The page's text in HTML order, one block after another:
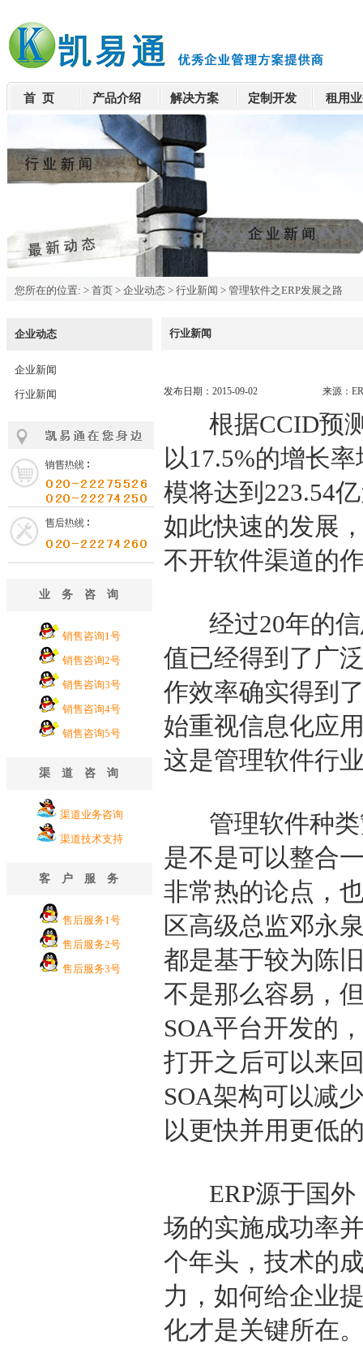
首 页 产品介绍 解决方案 定制开发 租用
您所在的位置: > 首页 > 企业动态 > 行业新闻 > 管理软件之ERP发展之路
企业动态
企业新闻
行业新闻
业务咨询
销售咨询1号
销售咨询2号
销售咨询3号
销售咨询4号
销售咨询5号
渠道咨询
渠道业务咨询
渠道技术支持
客户服务
售后服务1号
售后服务2号
售后服务3号
行业新闻
发布日期：2015-09-02 来源：
根据CCID预测
以17.5%的增长
模将达到223.54
如此快速的发展
不开软件渠道的
经过20年的信
值已经得到了广
作效率确实得到
始重视信息化应
这是管理软件行
管理软件种类
是不是可以整合
非常热的论点，
区高级总监邓永
都是基于较为陈
不是那么容易，
SOA平台开发的
打开之后可以来
SOA架构可以减
以更快并用更低
ERP源于国外
场的实施成功率
个年头，技术的
力，如何给企业
化才是关键所在